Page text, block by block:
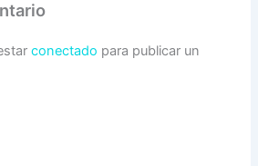
conectado para publicar un